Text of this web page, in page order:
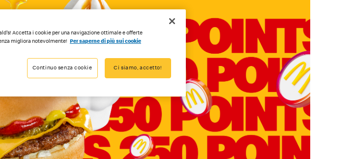
Accetta i cookie per una navigazione ottimale e offerte
migliora notevolmente!
Per saperne di più sui cookie
Continuo senza cookie Ci siamo, accetto!